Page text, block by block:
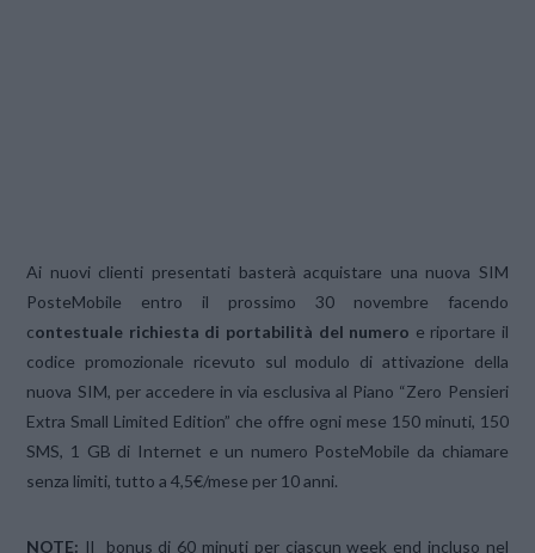
Ai nuovi clienti presentati basterà acquistare una nuova SIM
PosteMobile entro il prossimo 30 novembre facendo
contestuale richiesta di portabilità del numero e riportare il
codice promozionale ricevuto sul modulo di attivazione della
nuova SIM, per accedere in via esclusiva al Piano “Zero Pensieri
Extra Small Limited Edition” che offre ogni mese 150 minuti, 150
SMS, 1 GB di Internet e un numero PosteMobile da chiamare
senza limiti, tutto a 4,5€/mese per 10 anni.
NOTE: Il bonus di 60 minuti per ciascun week end incluso nel